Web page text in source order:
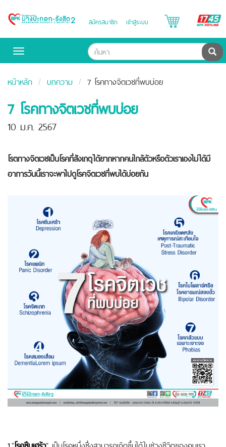
Bangpakok
สมัครสมาชิก เข้าสู่ระบบ
Toggle
ค้น
หน้าหลัก บทความ 7 โรคทางจิตเวชที่พบบ่อย
7 โรคทางจิตเวชที่พบบ่อย
10 ม.ค. 2567
โรตทางจิตเวชเป็นโรคที่สังเกตุได้ยากหากคนใกล้ตัวหรือตัวเราเองไม่ได้มี
อาการวันนี้เราจะพาไปดูโรคจิตเวชที่พบได้บ่อยกัน